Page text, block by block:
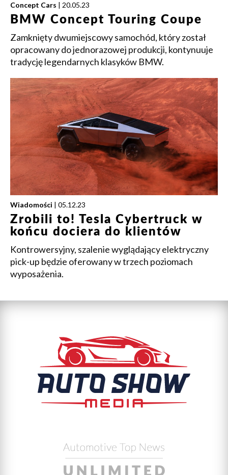
Concept Cars | 20.05.23
BMW Concept Touring Coupe
Zamknięty dwumiejscowy samochód, który został
opracowany do jednorazowej produkcji, kontynuuje
tradycję legendarnych klasyków BMW.
Wiadomości | 05.12.23
Zrobili to! Tesla Cybertruck w
końcu dociera do klientów
Kontrowersyjny, szalenie wyglądający elektryczny
pick-up będzie oferowany w trzech poziomach
wyposażenia.